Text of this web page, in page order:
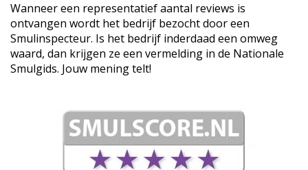
Wanneer een representatief aantal reviews is
ontvangen wordt het bedrijf bezocht door een
Smulinspecteur. Is het bedrijf inderdaad een omweg
waard, dan krijgen ze een vermelding in de Nationale
Smulgids. Jouw mening telt!